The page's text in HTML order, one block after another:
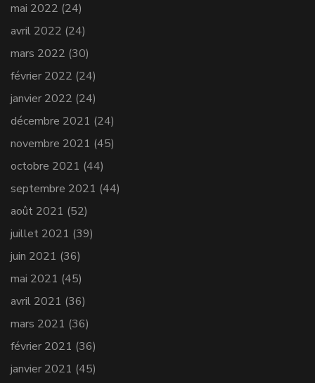
mai 2022 (24)
avril 2022 (24)
mars 2022 (30)
février 2022 (24)
janvier 2022 (24)
décembre 2021 (24)
novembre 2021 (45)
octobre 2021 (44)
septembre 2021 (44)
août 2021 (52)
juillet 2021 (39)
juin 2021 (36)
mai 2021 (45)
avril 2021 (36)
mars 2021 (36)
février 2021 (36)
janvier 2021 (45)